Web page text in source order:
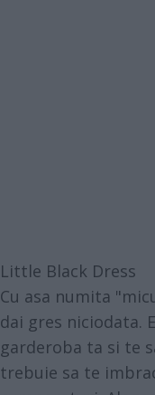
Little Black Dress
Cu asa numita
dai gres niciodata.
garderoba ta si te
trebuie sa te